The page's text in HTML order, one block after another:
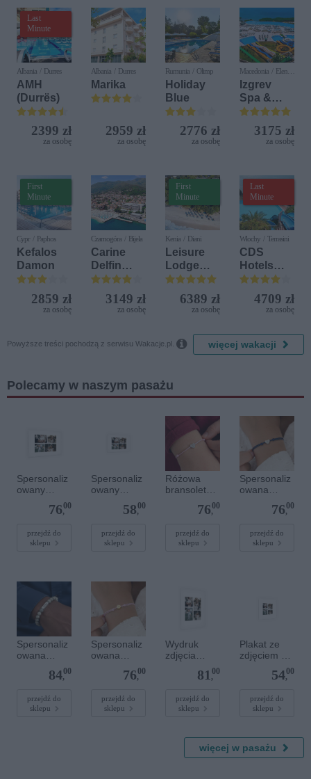
Last
Minute
Albania / Durres
AMH
(Durrës)
2399 zł
za osobę
Albania / Durres
Marika
2959 zł
za osobę
Rumunia / Olimp
Holiday
Blue
2776 zł
za osobę
Macedonia / Elen
Kamen
Izgrev
Spa &
Aquapark
3175 zł
za osobę
First
Minute
Cypr / Paphos
Kefalos
Damon
2859 zł
za osobę
Czarnogóra / Bijela
Carine
Delfin
Bijela (ex.
Iberostar
Bijela
3149 zł
za osobę
First
Minute
Kenia / Diani
Leisure
Lodge
Beach &
Golf
Resort by
Diamonds
6389 zł
za osobę
Last
Minute
Włochy / Terrasini
CDS
Hotels
Terrasini
(ex. Citta
del Mare)
4709 zł
za osobę
Powyższe treści pochodzą z serwisu Wakacje.pl.  więcej wakacji
Polecamy w naszym pasażu
Spersonaliz
owany
plakat - 60 x
76,
00
przejdź do
sklepu
Spersonaliz
owany
plakat - 30 x
58,
00
przejdź do
sklepu
Różowa
bransoletka
dla dzieci -
owana -
Srebrne
76,
00
przejdź do
sklepu
Spersonaliz
owana
bransoletka
sznurkowa -
Srebrne
serce
76,
00
przejdź do
sklepu
Spersonaliz
owana
bransoletka
szlachetnym
i - Szary - M
84,
00
przejdź do
sklepu
Spersonaliz
owana
bransoletka
sznurkowa -
Złote kółko
76,
00
przejdź do
sklepu
Wydruk
zdjęcia
plakatu - 50
x 70 cm81 ,
00
przejdź do
sklepu
Plakat ze
zdjęciem 20
54,
00
przejdź do
sklepu
więcej w pasażu